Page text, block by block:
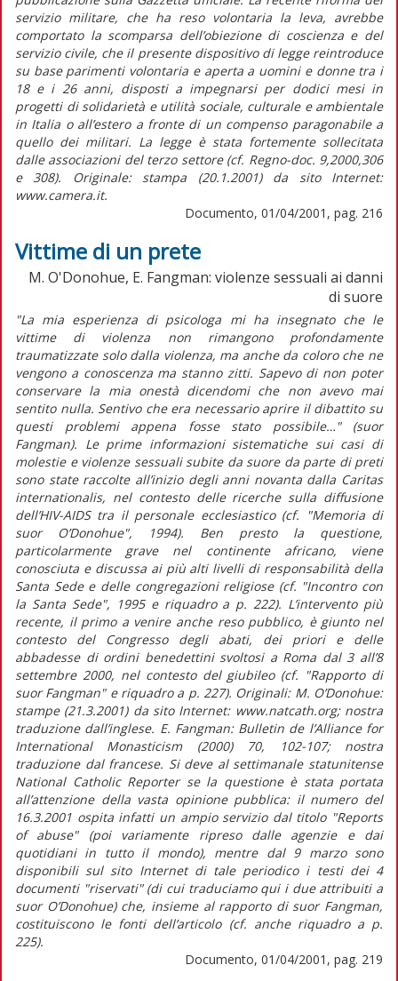
servizio militare, che ha reso volontaria la leva, avrebbe
comportato la scomparsa dell’obiezione di coscienza e del
servizio civile, che il presente dispositivo di legge reintroduce
su base parimenti volontaria e aperta a uomini e donne tra i
18 e i 26 anni, disposti a impegnarsi per dodici mesi in
progetti di solidarietà e utilità sociale, culturale e ambientale
in Italia o all’estero a fronte di un compenso paragonabile a
quello dei militari. La legge è stata fortemente sollecitata
dalle associazioni del terzo settore (cf. Regno-doc. 9,2000,306
e 308). Originale: stampa (20.1.2001) da sito Internet:
www.camera.it.
Documento, 01/04/2001, pag. 216
Vittime di un prete
M. O'Donohue, E. Fangman: violenze sessuali ai danni
di suore
"La mia esperienza di psicologa mi ha insegnato che le
vittime di violenza non rimangono profondamente
traumatizzate solo dalla violenza, ma anche da coloro che ne
vengono a conoscenza ma stanno zitti. Sapevo di non poter
conservare la mia onestà dicendomi che non avevo mai
sentito nulla. Sentivo che era necessario aprire il dibattito su
questi problemi appena fosse stato possibile…" (suor
Fangman). Le prime informazioni sistematiche sui casi di
molestie e violenze sessuali subite da suore da parte di preti
sono state raccolte all’inizio degli anni novanta dalla Caritas
internationalis, nel contesto delle ricerche sulla diffusione
dell’HIV-AIDS tra il personale ecclesiastico (cf. "Memoria di
suor O’Donohue", 1994). Ben presto la questione,
particolarmente grave nel continente africano, viene
conosciuta e discussa ai più alti livelli di responsabilità della
Santa Sede e delle congregazioni religiose (cf. "Incontro con
la Santa Sede", 1995 e riquadro a p. 222). L’intervento più
recente, il primo a venire anche reso pubblico, è giunto nel
contesto del Congresso degli abati, dei priori e delle
abbadesse di ordini benedettini svoltosi a Roma dal 3 all’8
settembre 2000, nel contesto del giubileo (cf. "Rapporto di
suor Fangman" e riquadro a p. 227). Originali: M. O’Donohue:
stampe (21.3.2001) da sito Internet: www.natcath.org; nostra
traduzione dall’inglese. E. Fangman: Bulletin de l’Alliance for
International Monasticism (2000) 70, 102-107; nostra
traduzione dal francese. Si deve al settimanale statunitense
National Catholic Reporter se la questione è stata portata
all’attenzione della vasta opinione pubblica: il numero del
16.3.2001 ospita infatti un ampio servizio dal titolo "Reports
of abuse" (poi variamente ripreso dalle agenzie e dai
quotidiani in tutto il mondo), mentre dal 9 marzo sono
disponibili sul sito Internet di tale periodico i testi dei 4
documenti "riservati" (di cui traduciamo qui i due attribuiti a
suor O’Donohue) che, insieme al rapporto di suor Fangman,
costituiscono le fonti dell’articolo (cf. anche riquadro a p.
225).
Documento, 01/04/2001, pag. 219